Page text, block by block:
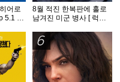
어로
5.1 공
8월 적진 한복판에 홀로
남겨진 미군 병사 [ 럭키
완벽자막
6